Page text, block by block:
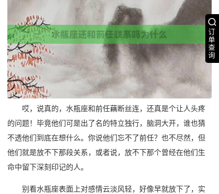
订
单
查
询
哎，说真的，水瓶座和前任藕断丝连，还真是个让人头疼
的问题！毕竟他们可是出了名的特立独行，脑洞大开，谁也猜
不透他们到底在想什么。你说他们忘不了前任？也不尽然，但
他们就是放不下那段关系，或者说，放不下那个曾经在他们生
命中留下深刻印记的人。
别看水瓶座表面上对感情云淡风轻，好像早就放下了，实